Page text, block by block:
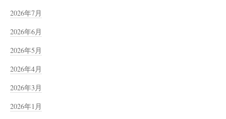
2026年7月
2026年6月
2026年5月
2026年4月
2026年3月
2026年1月